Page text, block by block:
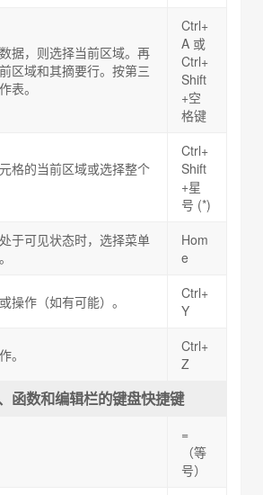
据，则选择当前区域。再
区域和其摘要行。按第三
表。
Ctrl+
A 或
Ctrl+
Shift
+空
格键
格的当前区域或选择整个
Ctrl+
Shift
+星
号 (*)
于可见状态时，选择菜单
Hom
e
操作（如有可能）。
Ctrl+
Y
。
Ctrl+
Z
函数和编辑栏的键盘快捷键
=
（等
号）